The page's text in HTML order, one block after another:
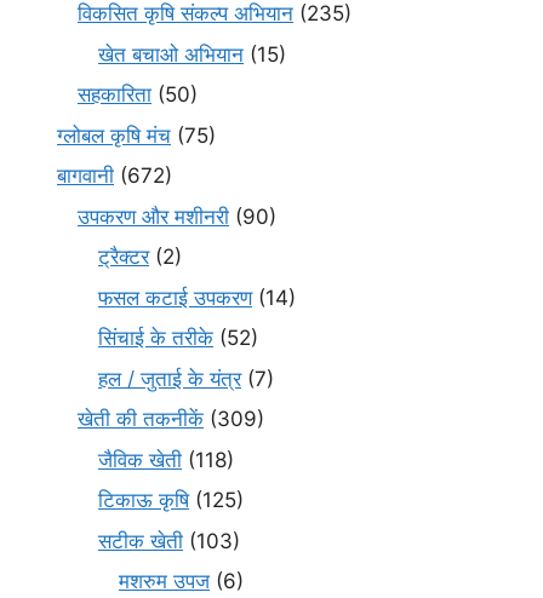
विकसित कृषि संकल्प अभियान (235)
खेत बचाओ अभियान (15)
सहकारिता (50)
ग्लोबल कृषि मंच (75)
बागवानी (672)
उपकरण और मशीनरी (90)
ट्रैक्टर(2)
फसल कटाई उपकरण(14)
सिंचाई के तरीके (52)
हल / जुताई के यंत्र(7)
खेती की तकनीकें (309)
जैविक खेती (118)
टिकाऊ कृषि(125)
सटीक खेती (103)
मशरुम उपज (6)